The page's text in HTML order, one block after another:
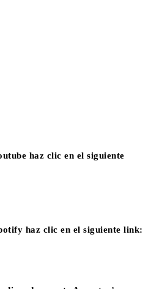
haz clic en el siguiente
haz clic en el siguiente link: